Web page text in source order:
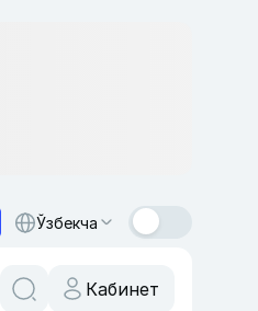
Ўзбекча
Кабинет